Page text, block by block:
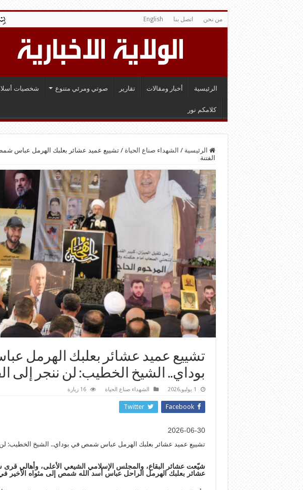
من نحن اتصل بنا English
الرئيسية أخبار ومقالات تقارير صوتي ومرئي متنوع شخصيات
كلامكم نور
الرئيسية / الشهداء صناع الحياة / تشييع عميد عشائر بعلبك الهرمل عباس
الفتنة
تشييع عميد عشائر بعلبك الهرمل
بوداي.. الشيخ الخطيب: لن ننجر إلى
1 يوليو,2026 الشهداء صناع الحياة 16 زيارة
Facebook
Twitter
2026-06-30
تشييع عميد عشائر بعلبك الهرمل عباس شمص في بوداي.. الشيخ الخطيب: لن
شيّعت عشائر البقاع، والمجلس الإسلامي الشيعي الأعلى، وأهالي قرى
عشائر بعلبك الهرمل الراحل عباس أسد الله شمص إلى مثواه الأخير